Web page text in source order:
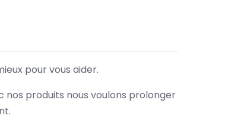
pour vous aider.
nos produits nous voulons prolonger